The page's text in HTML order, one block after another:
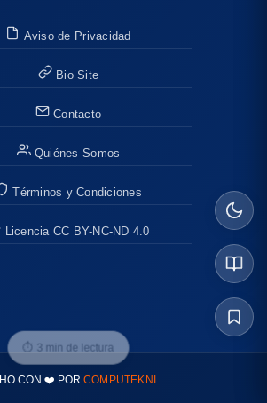
Aviso de Privacidad
Bio Site
Contacto
Quiénes Somos
Términos y Condiciones
Licencia CC BY-NC-ND 4.0
CON ❤️ POR COMPUTEKNI
⏱ 3 min de lectura